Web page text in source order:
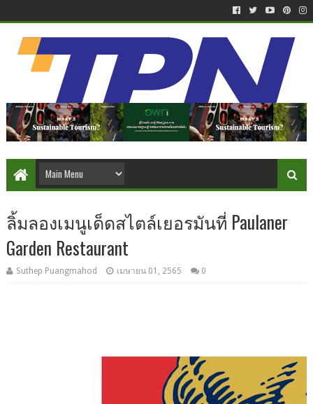
ลิ้มลองเมนูเด็ดสไตล์เยอรมันที่ Paulaner
Garden Restaurant
Suthep Puangmahod เมษายน 01, 2565 0